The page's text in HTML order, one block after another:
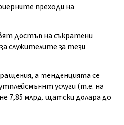
преходи на
достъп на съкратени
служителите за тези
а тенденцията се
услуги (т.е. на
7,85 млрд. щатски долара до